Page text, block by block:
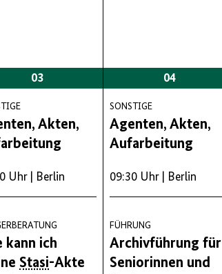
03
Akten,
Uhr | Berlin
kann ich
Stasi-Akte
04
SONSTIGE
Agenten, Akten,
Aufarbeitung
09:30 Uhr | Berlin
FÜHRUNG
Archivführung für
Seniorinnen und